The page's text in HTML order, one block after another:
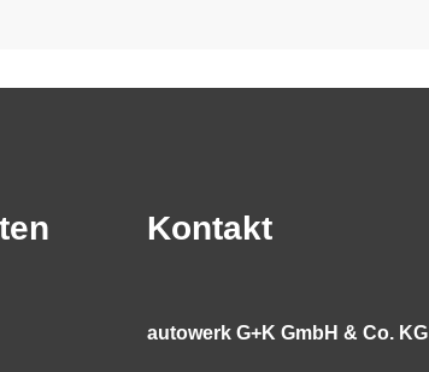
Kontakt
autowerk G+K GmbH & Co. KG